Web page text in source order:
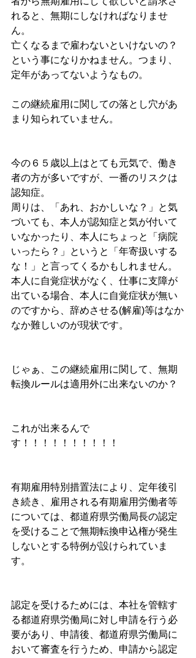
れると、無期にしなければなりませ
ん。
亡くなるまで雇わないといけないの？
という事になりかねません。つまり、
定年があってないようなもの。
この継続雇用に関しての落とし穴があ
まり知られていません。
今の６５歳以上はとても元気で、働き
者の方が多いですが、一番のリスクは
認知症。
周りは、「あれ、おかしいな？」と気
づいても、本人が認知症と気が付いて
いなかったり、本人にちょっと「病院
いったら？」というと「年寄扱いする
な！」と言ってくるかもしれません。
本人に自覚症状がなく、仕事に支障が
出ている場合、本人に自覚症状が無い
のですから、辞めさせる(解雇)等はなか
なか難しいのが現状です。
じゃぁ、この継続雇用に関して、無期
転換ルールは適用外に出来ないのか？
これが出来るんで
す！！！！！！！！！！
有期雇用特別措置法により、定年後引
き続き、雇用される有期雇用労働者等
については、都道府県労働局長の認定
を受けることで無期転換申込権が発生
しないとする特例が設けられていま
す。
認定を受けるためには、本社を管轄す
る都道府県労働局に対し申請を行う必
要があり、申請後、都道府県労働局に
おいて審査を行うため、申請から認定